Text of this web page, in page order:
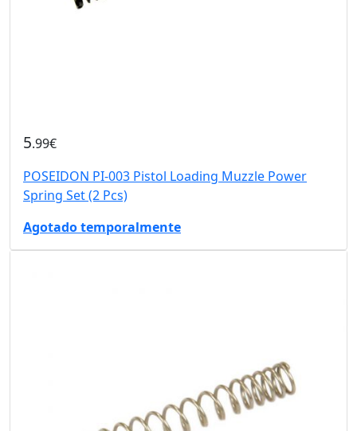
5.99€
POSEIDON PI-003 Pistol Loading Muzzle Power
Spring Set (2 Pcs)
Agotado temporalmente